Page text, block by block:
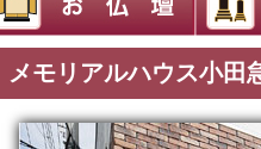
メモリアルハウス小田